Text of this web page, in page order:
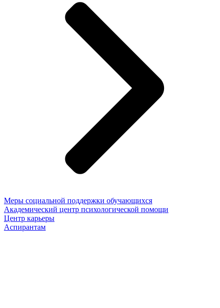
Меры социальной поддержки обучающихся
Академический центр психологической помощи
Центр карьеры
Аспирантам